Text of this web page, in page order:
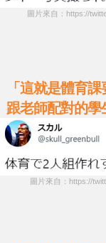
圖片來自：https://
「這就是體育
跟老師配對的學
圖片來自：https://